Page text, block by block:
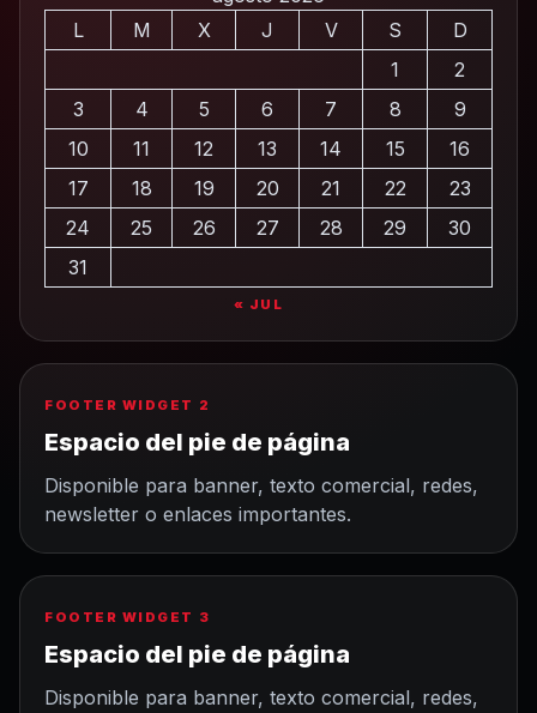
L
M X J V S
D
1
2
3
4 5 6 7 8
9
10
11 12 13 14 15
16
17
18 19 20 21 22
23
24
25 26 27 28 29
30
31
« JUL
FOOTER WIDGET 2
Espacio del pie de página
Disponible para banner, texto comercial, redes,
newsletter o enlaces importantes.
FOOTER WIDGET 3
Espacio del pie de página
Disponible para banner, texto comercial, redes,